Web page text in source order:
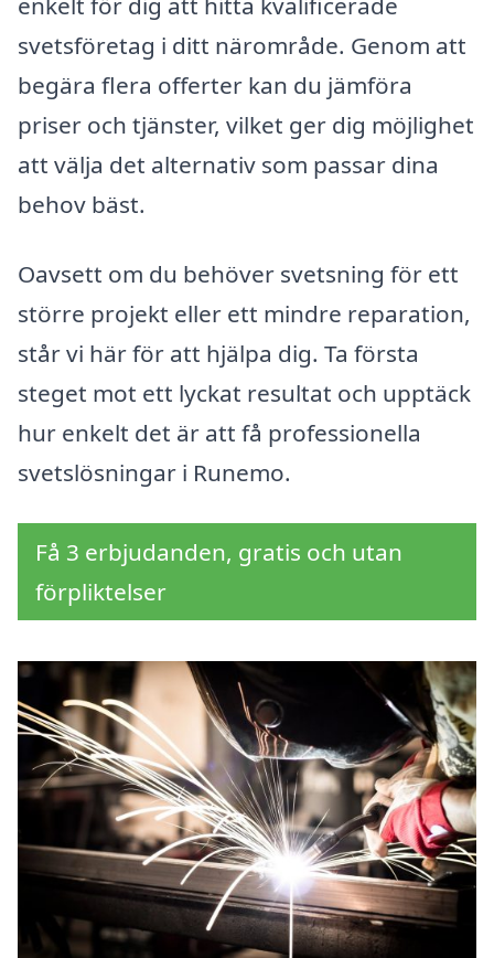
svetsföretag i ditt närområde. Genom att
begära flera offerter kan du jämföra
priser och tjänster, vilket ger dig möjlighet
att välja det alternativ som passar dina
behov bäst.
Oavsett om du behöver svetsning för ett
större projekt eller ett mindre reparation,
står vi här för att hjälpa dig. Ta första
steget mot ett lyckat resultat och upptäck
hur enkelt det är att få professionella
svetslösningar i Runemo.
Få 3 erbjudanden, gratis och utan
förpliktelser